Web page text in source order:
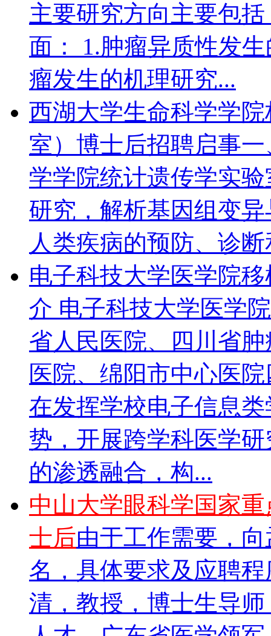
主要研究方向主要包
面： 1.肿瘤异质性发
瘤发生的机理研究...
西湖大学生命科学学
室）博士后招聘启事一
学学院统计遗传学实
研究，解析基因组变
人类疾病的预防、诊
电子科技大学医学院
介 电子科技大学医学
省人民医院、四川省
医院、绵阳市中心医
在发挥学校电子信息
势，开展跨学科医学
的渗透融合，构...
中山大学眼科学国家
士后由于工作需要，
名，具体要求及应聘
清，教授，博士生导